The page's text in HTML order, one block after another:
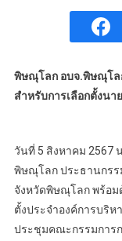
พิษณุโลก อบจ.พิษณุโล
สำหรับการเลือกตั้งน
วันที่ 5 สิงหาคม 2567
พิษณุโลก ประธานกรร
จังหวัดพิษณุโลก พร้อม
ตั้งประจำองค์การบริ
ประชุมคณะกรรมการ